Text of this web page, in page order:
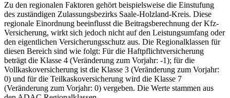
Zu den regionalen Faktoren gehört beispielsweise die Einstufung
des zuständigen Zulassungsbezirks Saale-Holzland-Kreis. Diese
regionale Einordnung beeinflusst die Beitragsberechnung der Kfz-
Versicherung, wirkt sich jedoch nicht auf den Leistungsumfang oder
den eigentlichen Versicherungsschutz aus. Die Regionalklassen für
diesen Bereich sind wie folgt: Für die Haftpflichtversicherung
beträgt die Klasse 4 (Veränderung zum Vorjahr: -1); für die
Vollkaskoversicherung ist die Klasse 3 (Veränderung zum Vorjahr:
0) und für die Teilkaskoversicherung wird die Klasse 7
(Veränderung zum Vorjahr: 0) vergeben. Die Werte stammen aus